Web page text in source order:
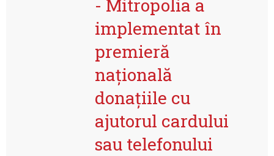
- Mitropolia a
implementat în
premieră
națională
donațiile cu
ajutorul cardului
sau telefonului